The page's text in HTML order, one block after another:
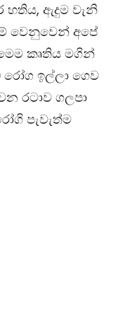
හතිය, ඇදුම වැනි
වෙනුවෙන් අපේ
කෘතිය මගින්
රෝග ඉල්ලා ගෙව
රටාව ගලපා
පැවැත්ම